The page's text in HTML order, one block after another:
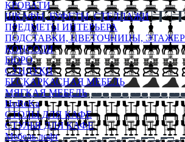
КРОВАТИ
ШКАФЫ, БУФЕТЫ, СТЕЛЛАЖИ
ПРЕДМЕТЫ ИНТЕРЬЕРА
ПОДСТАВКИ, ЦВЕТОЧНИЦЫ,
КОНСОЛИ
БЮРО
СУНДУКИ
БЕСКАРКАСНАЯ МЕБЕЛЬ
МЯГКАЯ МЕБЕЛЬ
HoReKa
СТОЛЫ ДЛЯ КАФЕ
СТУЛЬЯ ДЛЯ КАФЕ
Мебель лофт